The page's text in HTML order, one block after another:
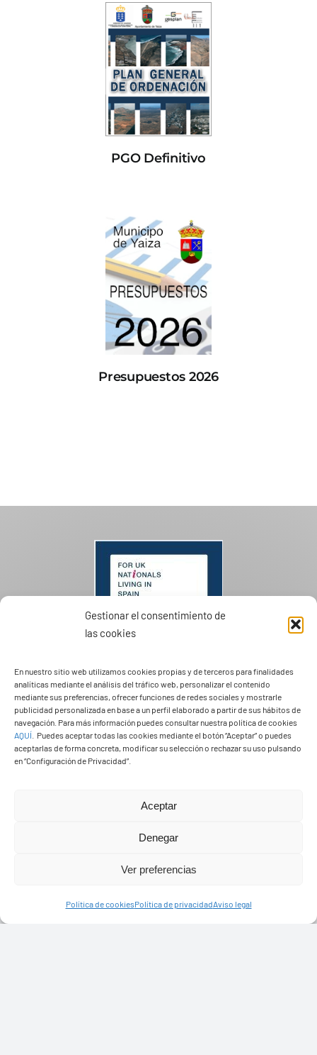
Gestionar el consentimiento de
las cookies
En nuestro sitio web utilizamos cookies propias y de terceros para finalidades
analíticas mediante el análisis del tráfico web, personalizar el contenido
mediante sus preferencias, ofrecer funciones de redes sociales y mostrarle
publicidad personalizada en base a un perfil elaborado a partir de sus hábitos de
navegación. Para más información puedes consultar nuestra política de cookies
AQUÍ
Puedes aceptar todas las cookies mediante el botón “Aceptar” o puedes
aceptarlas de forma concreta, modificar su selección o rechazar su uso pulsando
en “Configuración de Privacidad”.
Aceptar
Denegar
Ver preferencias
Política de cookiesPolítica de privacidadAviso legal
PGO Definitivo
Presupuestos 2026
PASEOS EN CAMELLO